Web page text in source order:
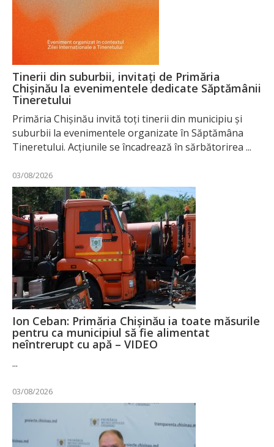
Tinerii din suburbii, invitați de Primăria
Chișinău la evenimentele dedicate Săptămânii
Tineretului
Primăria Chișinău invită toți tinerii din municipiu și
suburbii la evenimentele organizate în Săptămâna
Tineretului. Acțiunile se încadrează în sărbătorirea ...
03/08/2026
Ion Ceban: Primăria Chișinău ia toate măsurile
pentru ca municipiul să fie alimentat
neîntrerupt cu apă – VIDEO
...
03/08/2026